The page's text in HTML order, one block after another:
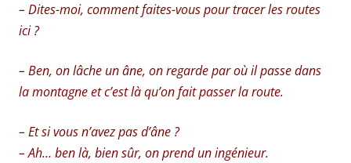
– Dites-moi, comment faites-vous pour tracer les routes
ici ?
– Ben, on lâche un âne, on regarde par où il passe dans
la montagne et c’est là qu’on fait passer la route.
– Et si vous n’avez pas d’âne ?
– Ah… ben là, bien sûr, on prend un ingénieur.